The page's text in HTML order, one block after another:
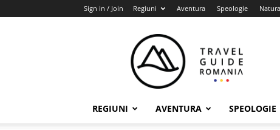
Sign in / Join Regiuni Aventura Speologie Natura
Guide
Romania
REGIUNI AVENTURA SPEOLOGIE